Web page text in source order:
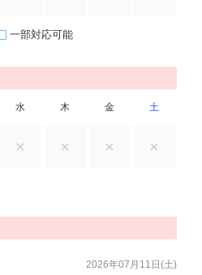
一部対応可能
水 木 金 土
2026年07月11日(土)